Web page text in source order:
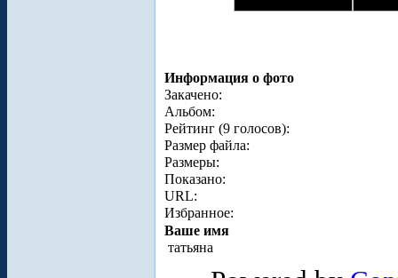
Информация о фото
Закачено:
Альбом:
Рейтинг (9 голосов):
Размер файла:
Размеры:
Показано:
URL:
Избранное:
Ваше имя
татьяна